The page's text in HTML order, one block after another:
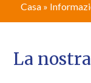
Casa »
La